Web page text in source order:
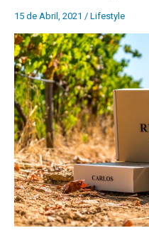
15 de Abril, 2021 / Lifestyle